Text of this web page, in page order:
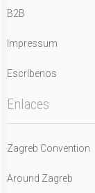
B2B
Impressum
Escríbenos
Enlaces
Zagreb Convention
Around Zagreb